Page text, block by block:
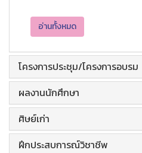
อ่านทั้งหมด
โครงการประชุม/โครงการอบรม
ผลงานนักศึกษา
ศิษย์เก่า
ฝึกประสบการณ์วิชาชีพ